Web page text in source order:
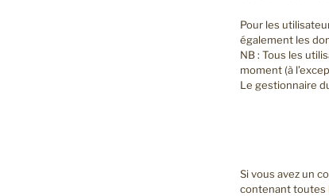
Pour les
également les
NB : Tous les
moment (à
Le gestionnaire
Si vous avez un
contenant toutes